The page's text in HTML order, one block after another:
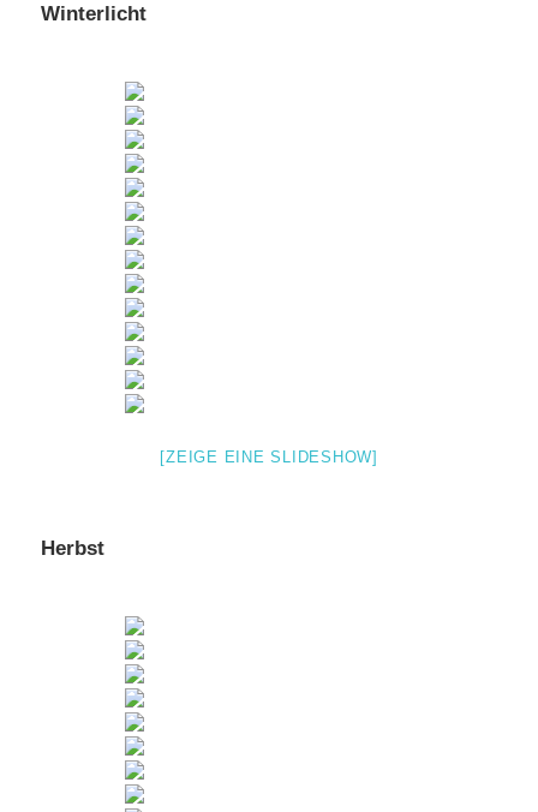
Winterlicht
[ZEIGE EINE SLIDESHOW]
Herbst